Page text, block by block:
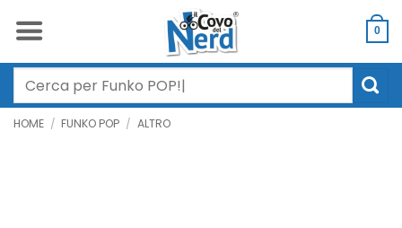
0
Cerca:
HOME / FUNKO POP / ALTRO